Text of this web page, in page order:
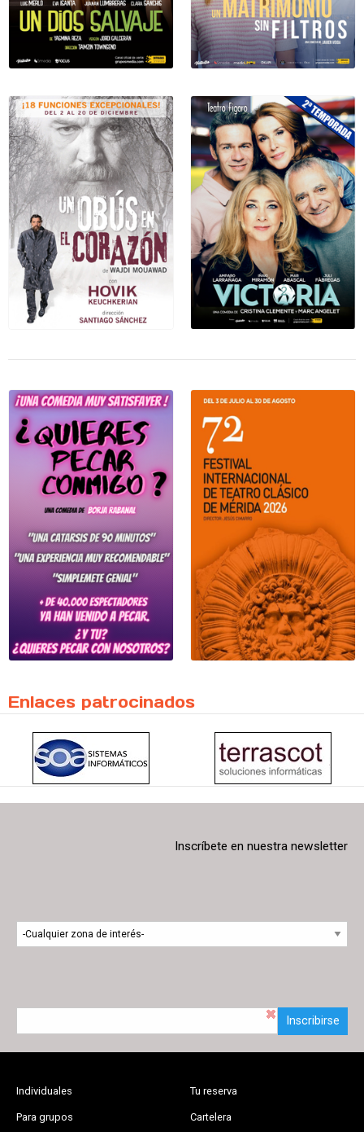
Enlaces patrocinados
Inscríbete en nuestra newsletter
Inscribirse
Individuales
Para grupos
Tu reserva
Cartelera